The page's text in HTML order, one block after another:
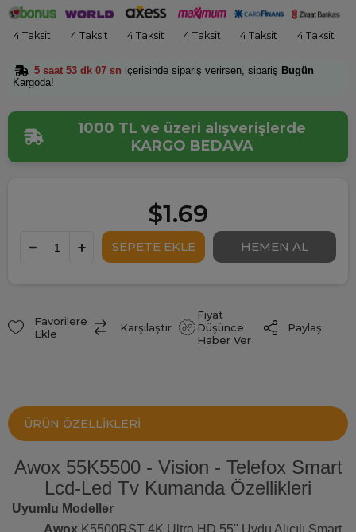
4 Taksit 4 Taksit 4 Taksit 4 Taksit 4 Taksit 4 Taksit
5 saat 53 dk 07 sn içerisinde sipariş verirsen, sipariş Bugün
Kargoda!
1000 TL ve üzeri alışverişlerde
KARGO BEDAVA
$1.69
Favorilere
Ekle
Karşılaştır
Fiyat
Düşünce
Haber Ver
Paylaş
ÜRÜN ÖZELLIKLERI
Awox 55K5500 - Vision - Telefox Smart
Lcd-Led Tv Kumanda Özellikleri
Uyumlu Modeller